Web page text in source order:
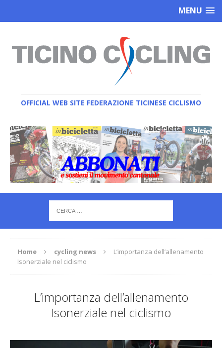
MENU
OFFICIAL WEB SITE FEDERAZIONE TICINESE CICLISMO
Home cycling news
L’importanza dell’allenamento
Isonerziale nel ciclismo
L’importanza dell’allenamento
Isonerziale nel ciclismo